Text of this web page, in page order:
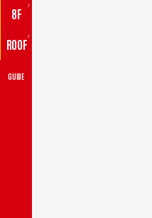
8F
♪
ROOF
♪
GUIDE